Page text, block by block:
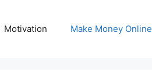
Motivation Make Money Online